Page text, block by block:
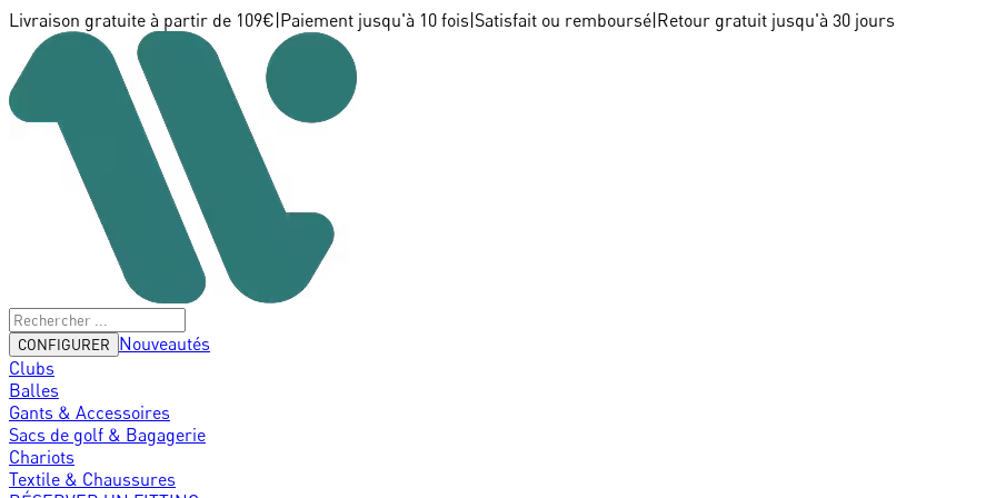
Livraison gratuite à partir de 109€ Paiement jusqu'à 10 fois Satisfait ou remboursé Retour gratuit jusqu'à 30 jours
CONFIGURER
Nouveautés
Clubs
Balles
Gants & Accessoires
Sacs de golf & Bagagerie
Chariots
Textile & Chaussures